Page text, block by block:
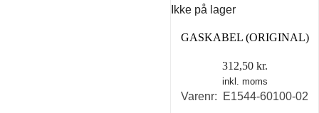
Ikke på lager
GASKABEL (ORIGINAL)
312,50 kr.
inkl. moms
Varenr: E1544-60100-02